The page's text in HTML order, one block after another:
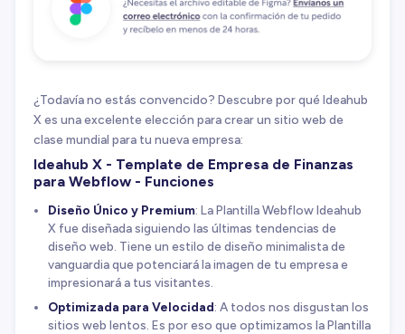
¿Todavía no estás convencido? Descubre por qué Ideahub
X es una excelente elección para crear un sitio web de
clase mundial para tu nueva empresa:
Ideahub X - Template de Empresa de Finanzas
para Webflow - Funciones
Diseño Único y Premium: La Plantilla Webflow Ideahub
X fue diseñada siguiendo las últimas tendencias de
diseño web. Tiene un estilo de diseño minimalista de
vanguardia que potenciará la imagen de tu empresa e
impresionará a tus visitantes.
Optimizada para Velocidad: A todos nos disgustan los
sitios web lentos. Es por eso que optimizamos la Plantilla